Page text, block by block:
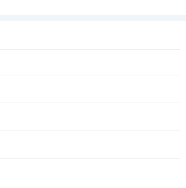
一阵风， 我会轻柔的吹过游子的脸庞， 像母
。 假如有一天， 我变成了一场雨， 我会尽情
干涸的良苗尽情享受绵绵...
拽着暖暖的春风 蓬勃着生命的气息 撒一路芬芳
封的泥土 苏醒了沉睡的种子 一种力量在酥软
在春光里勃发 萌发生长...
蒙山腹地的高原湖泊，烟波浩渺，碧水茫茫。
自然、简约的美。远山连绵，湖水深流。而树
突然火爆起来，网络上出现各种各样的地摊文